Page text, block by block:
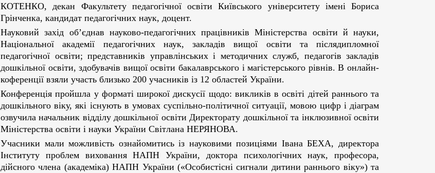
КОТЕНКО, декан Факультету педагогічної освіти Київського університету імені Бориса
Грінченка, кандидат педагогічних наук, доцент.
Науковий захід об’єднав науково-педагогічних працівників Міністерства освіти й науки,
Національної академії педагогічних наук, закладів вищої освіти та післядипломної
педагогічної освіти; представників управлінських і методичних служб, педагогів закладів
дошкільної освіти, здобувачів вищої освіти бакалаврського і магістерського рівнів. В онлайн-
коференції взяли участь близько 200 учасників із 12 областей України.
Конференція пройшла у форматі широкої дискусії щодо: викликів в освіті дітей раннього та
дошкільного віку, які існують в умовах суспільно-політичної ситуації, мовою цифр і діаграм
озвучила начальник відділу дошкільної освіти Директорату дошкільної та інклюзивної освіти
Міністерства освіти і науки України Світлана НЕРЯНОВА.
Учасники мали можливість ознайомитись із науковими позиціями Івана БЕХА, директора
Інституту проблем виховання НАПН України, доктора психологічних наук, професора,
дійсного члена (академіка) НАПН України («Особистісні сигнали дитини раннього віку») та